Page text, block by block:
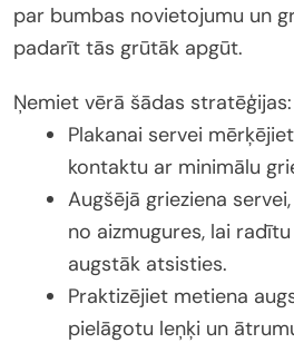
par bumbas novietojumu un
padarīt tās grūtāk apgūt.
Ņemiet vērā šādas stratēģijas:
Plakanai servei
kontaktu ar minimālu
Augšējā grieziena
no aizmugures, lai
augstāk atsisties.
Praktizējiet metiena
pielāgotu leņķi un